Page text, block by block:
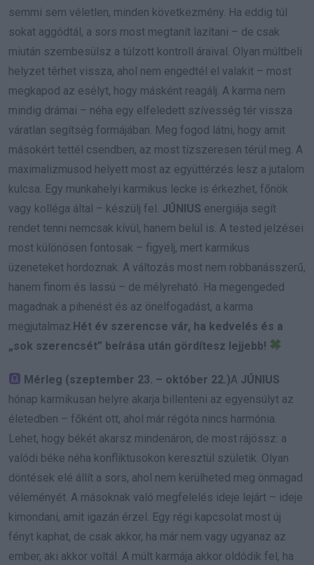
semmi sem véletlen, minden következmény. Ha eddig túl
sokat aggódtál, a sors most megtanít lazítani – de csak
miután szembesülsz a túlzott kontroll áraival. Olyan múltbeli
helyzet térhet vissza, ahol nem engedtél el valakit – most
megkapod az esélyt, hogy másként reagálj. A karma nem
mindig drámai – néha egy elfeledett szívesség tér vissza
váratlan segítség formájában. Meg fogod látni, hogy amit
másokért tettél csendben, az most tízszeresen térül meg. A
maximalizmusod helyett most az együttérzés lesz a jutalom
kulcsa. Egy munkahelyi karmikus lecke is érkezhet, főnök
vagy kolléga által – készülj fel. JÚNIUS energiája segít
rendet tenni nemcsak kívül, hanem belül is. A tested jelzései
most különösen fontosak – figyelj, mert karmikus
üzeneteket hordoznak. A változás most nem robbanásszerű,
hanem finom és lassú – de mélyreható. Ha megengeded
magadnak a pihenést és az önelfogadást, a karma
megjutalmaz. Hét év szerencse vár, ha kedvelés és a
„sok szerencsét” beírása után gördítesz lejjebb!
Mérleg (szeptember 23. – október 22.)A JÚNIUS
hónap karmikusan helyre akarja billenteni az egyensúlyt az
életedben – főként ott, ahol már régóta nincs harmónia.
Lehet, hogy békét akarsz mindenáron, de most rájössz: a
valódi béke néha konfliktusokon keresztül születik. Olyan
döntések elé állít a sors, ahol nem kerülheted meg önmagad
véleményét. A másoknak való megfelelés ideje lejárt – ideje
kimondani, amit igazán érzel. Egy régi kapcsolat most új
fényt kaphat, de csak akkor, ha már nem vagy ugyanaz az
ember, aki akkor voltál. A múlt karmája akkor oldódik fel, ha